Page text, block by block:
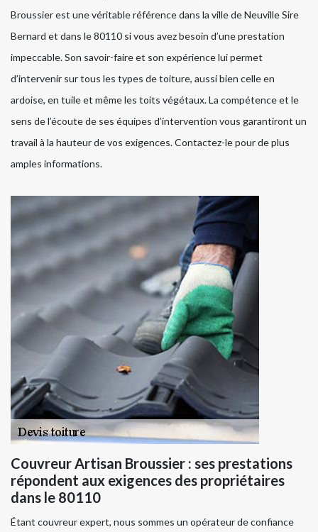
Broussier est une véritable référence dans la ville de Neuville Sire
Bernard et dans le 80110 si vous avez besoin d’une prestation
impeccable. Son savoir-faire et son expérience lui permet
d’intervenir sur tous les types de toiture, aussi bien celle en
ardoise, en tuile et même les toits végétaux. La compétence et le
sens de l’écoute de ses équipes d’intervention vous garantiront un
travail à la hauteur de vos exigences. Contactez-le pour de plus
amples informations.
Couvreur Artisan Broussier : ses prestations
répondent aux exigences des propriétaires
dans le 80110
Étant couvreur expert, nous sommes un opérateur de confiance